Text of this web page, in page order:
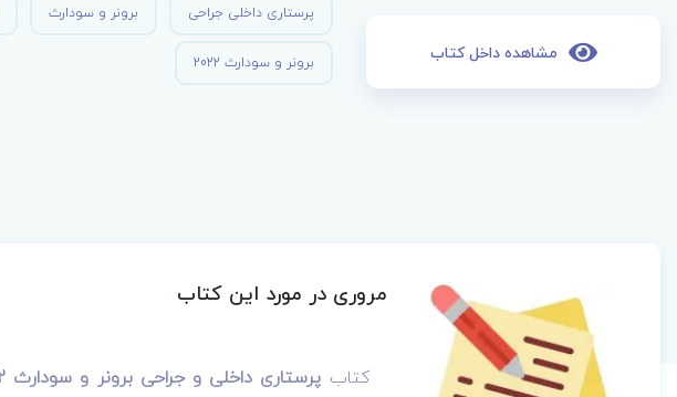
مشاهده داخل کتاب
پرستاری داخلی جراحی برونر و سودارث
برونر و سودارث 2022
مروری در مورد این کتاب
کتاب پرستاری داخلی و جراحی برونر و سودارث 2022 جلد3 پرستاری اتاق عمل